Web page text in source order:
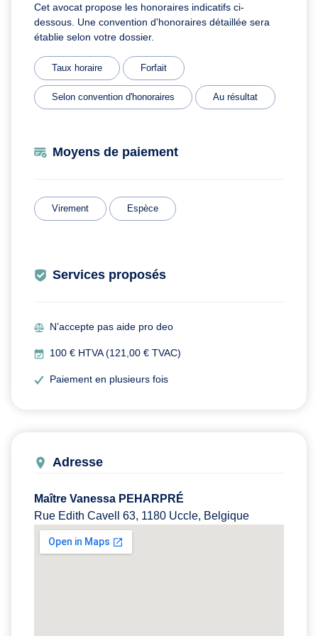
Cet avocat propose les honoraires indicatifs ci-
dessous. Une convention d'honoraires détaillée sera
établie selon votre dossier.
Taux horaire Forfait
Selon convention d'honoraires Au résultat
Moyens de paiement
Virement Espèce
Services proposés
N’accepte pas aide pro deo
100 € HTVA (121,00 € TVAC)
Paiement en plusieurs fois
Adresse
Maître Vanessa PEHARPRÉ
Rue Edith Cavell 63, 1180 Uccle, Belgique